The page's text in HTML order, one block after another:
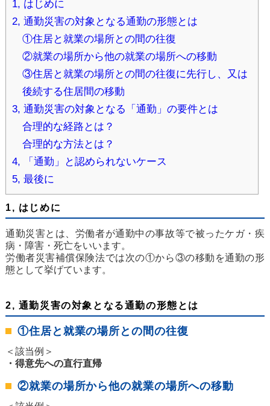
1, はじめに
2, 通勤災害の対象となる通勤の形態とは
①住居と就業の場所との間の往復
②就業の場所から他の就業の場所への移動
③住居と就業の場所との間の往復に先行し、又は
後続する住居間の移動
3, 通勤災害の対象となる「通勤」の要件とは
合理的な経路とは？
合理的な方法とは？
4, 「通勤」と認められないケース
5, 最後に
1, はじめに
通勤災害とは、労働者が通勤中の事故等で被ったケガ・疾
病・障害・死亡をいいます。
労働者災害補償保険法では次の①から③の移動を通勤の形
態として挙げています。
2, 通勤災害の対象となる通勤の形態とは
①住居と就業の場所との間の往復
＜該当例＞
・得意先への直行直帰
②就業の場所から他の就業の場所への移動